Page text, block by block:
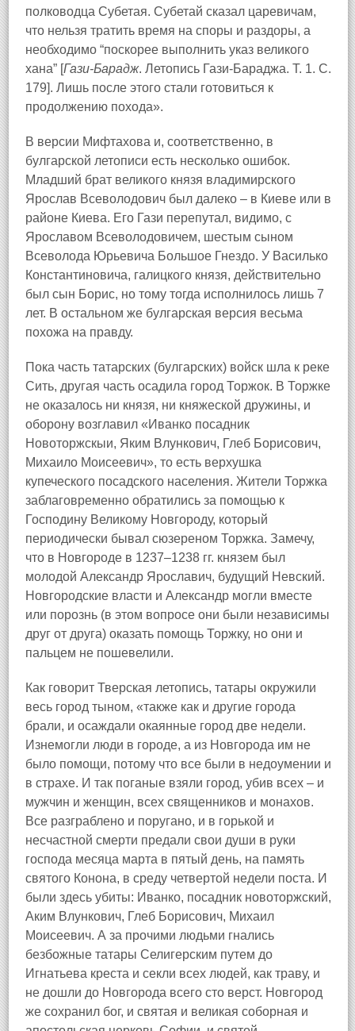
полководца Субетая. Субетай сказал царевичам,
что нельзя тратить время на споры и раздоры, а
необходимо “поскорее выполнить указ великого
хана” [Гази-Барадж. Летопись Гази-Бараджа. Т. 1. С.
179]. Лишь после этого стали готовиться к
продолжению похода».
В версии Мифтахова и, соответственно, в
булгарской летописи есть несколько ошибок.
Младший брат великого князя владимирского
Ярослав Всеволодович был далеко – в Киеве или в
районе Киева. Его Гази перепутал, видимо, с
Ярославом Всеволодовичем, шестым сыном
Всеволода Юрьевича Большое Гнездо. У Василько
Константиновича, галицкого князя, действительно
был сын Борис, но тому тогда исполнилось лишь 7
лет. В остальном же булгарская версия весьма
похожа на правду.
Пока часть татарских (булгарских) войск шла к реке
Сить, другая часть осадила город Торжок. В Торжке
не оказалось ни князя, ни княжеской дружины, и
оборону возглавил «Иванко посадник
Новоторжскыи, Яким Влункович, Глеб Борисович,
Михаило Моисеевич», то есть верхушка
купеческого посадского населения. Жители Торжка
заблаговременно обратились за помощью к
Господину Великому Новгороду, который
периодически бывал сюзереном Торжка. Замечу,
что в Новгороде в 1237–1238 гг. князем был
молодой Александр Ярославич, будущий Невский.
Новгородские власти и Александр могли вместе
или порознь (в этом вопросе они были независимы
друг от друга) оказать помощь Торжку, но они и
пальцем не пошевелили.
Как говорит Тверская летопись, татары окружили
весь город тыном, «также как и другие города
брали, и осаждали окаянные город две недели.
Изнемогли люди в городе, а из Новгорода им не
было помощи, потому что все были в недоумении и
в страхе. И так поганые взяли город, убив всех – и
мужчин и женщин, всех священников и монахов.
Все разграблено и поругано, и в горькой и
несчастной смерти предали свои души в руки
господа месяца марта в пятый день, на память
святого Конона, в среду четвертой недели поста. И
были здесь убиты: Иванко, посадник новоторжский,
Аким Влункович, Глеб Борисович, Михаил
Моисеевич. А за прочими людьми гнались
безбожные татары Селигерским путем до
Игнатьева креста и секли всех людей, как траву, и
не дошли до Новгорода всего сто верст. Новгород
же сохранил бог, и святая и великая соборная и